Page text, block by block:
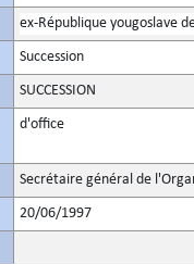
ex-République yougoslave
Succession
SUCCESSION
d'office
Secrétaire général de
20/06/1997